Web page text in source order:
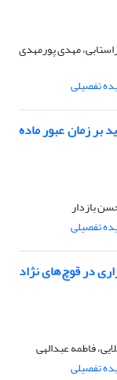
مهدی پورمهدی
تفصیلی
بر زمان عبور ماده
بازدار
تفصیلی
در قوچ‌های نژاد
فاطمه عبدالهی
تفصیلی